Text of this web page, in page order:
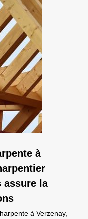
à
assure la
à Verzenay,